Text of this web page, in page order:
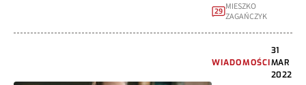
29 MIESZKO
ZAGAŃCZYK
WIADOMOŚCI
31
MAR
2022